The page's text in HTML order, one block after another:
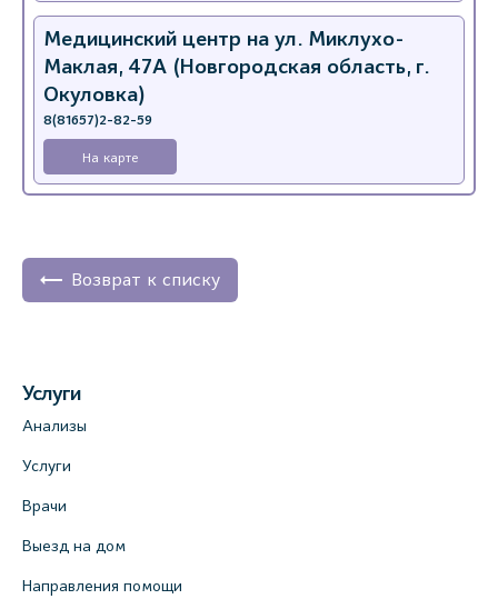
Медицинский центр на ул. Миклухо-
Маклая, 47А (Новгородская область, г.
Окуловка)
8(81657)2-82-59
На карте
Возврат к списку
Услуги
Анализы
Услуги
Врачи
Выезд на дом
Направления помощи